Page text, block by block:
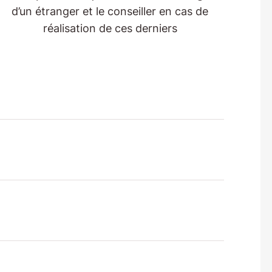
d’un étranger et le conseiller en cas de
réalisation de ces derniers